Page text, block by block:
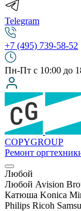
Telegram
+7 (495) 739-58-52
Пн-Пт с 10:00 до
COPYGROUP
Ремонт
Любой
Любой Avision
Катюша Konica
Philips Ricoh